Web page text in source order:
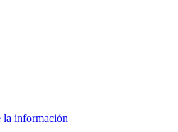
la información